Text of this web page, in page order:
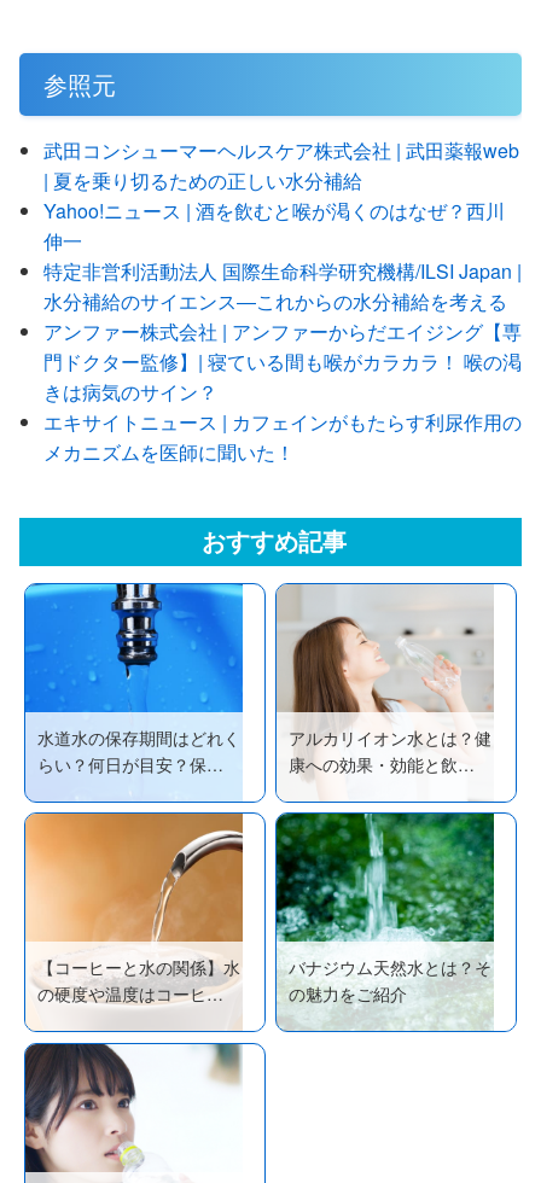
参照元
武田コンシューマーヘルスケア株式会社 | 武田薬報web
| 夏を乗り切るための正しい水分補給
Yahoo!ニュース | 酒を飲むと喉が渇くのはなぜ？西川
伸一
特定非営利活動法人 国際生命科学研究機構/ILSI Japan |
水分補給のサイエンス―これからの水分補給を考える
アンファー株式会社 | アンファーからだエイジング【専
門ドクター監修】| 寝ている間も喉がカラカラ！ 喉の渇
きは病気のサイン？
エキサイトニュース | カフェインがもたらす利尿作用の
メカニズムを医師に聞いた！
おすすめ記事
水道水の保存期間はどれく
らい？何日が目安？保…
アルカリイオン水とは？健
康への効果・効能と飲…
【コーヒーと水の関係】水
の硬度や温度はコーヒ…
バナジウム天然水とは？そ
の魅力をご紹介